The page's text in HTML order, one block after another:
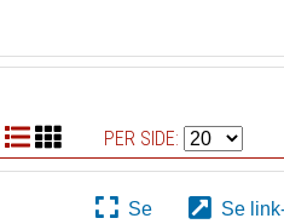
PER SIDE:
Se
Se